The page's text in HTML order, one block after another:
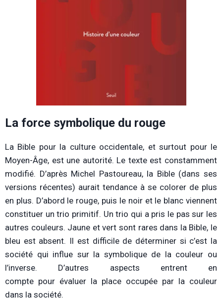
La force symbolique du rouge
La Bible pour la culture occidentale, et surtout pour le
Moyen-Âge, est une autorité. Le texte est constamment
modifié. D’après Michel Pastoureau, la Bible (dans ses
versions récentes) aurait tendance à se colorer de plus
en plus. D’abord le rouge, puis le noir et le blanc viennent
constituer un trio primitif. Un trio qui a pris le pas sur les
autres couleurs. Jaune et vert sont rares dans la Bible, le
bleu est absent. Il est difficile de déterminer si c’est la
société qui influe sur la symbolique de la couleur ou
l’inverse. D’autres aspects entrent en
compte pour évaluer la place occupée par la couleur
dans la société.